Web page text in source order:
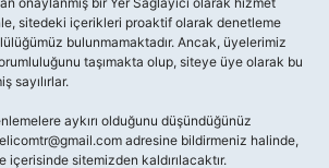
sitedeki içerikleri proaktif olarak denetleme
bulunmamaktadır. Ancak, üyelerimiz
taşımakta olup, siteye üye olarak bu
sayılırlar.
aykırı olduğunu düşündüğünüz
adresine bildirmeniz halinde,
sitemizden kaldırılacaktır.